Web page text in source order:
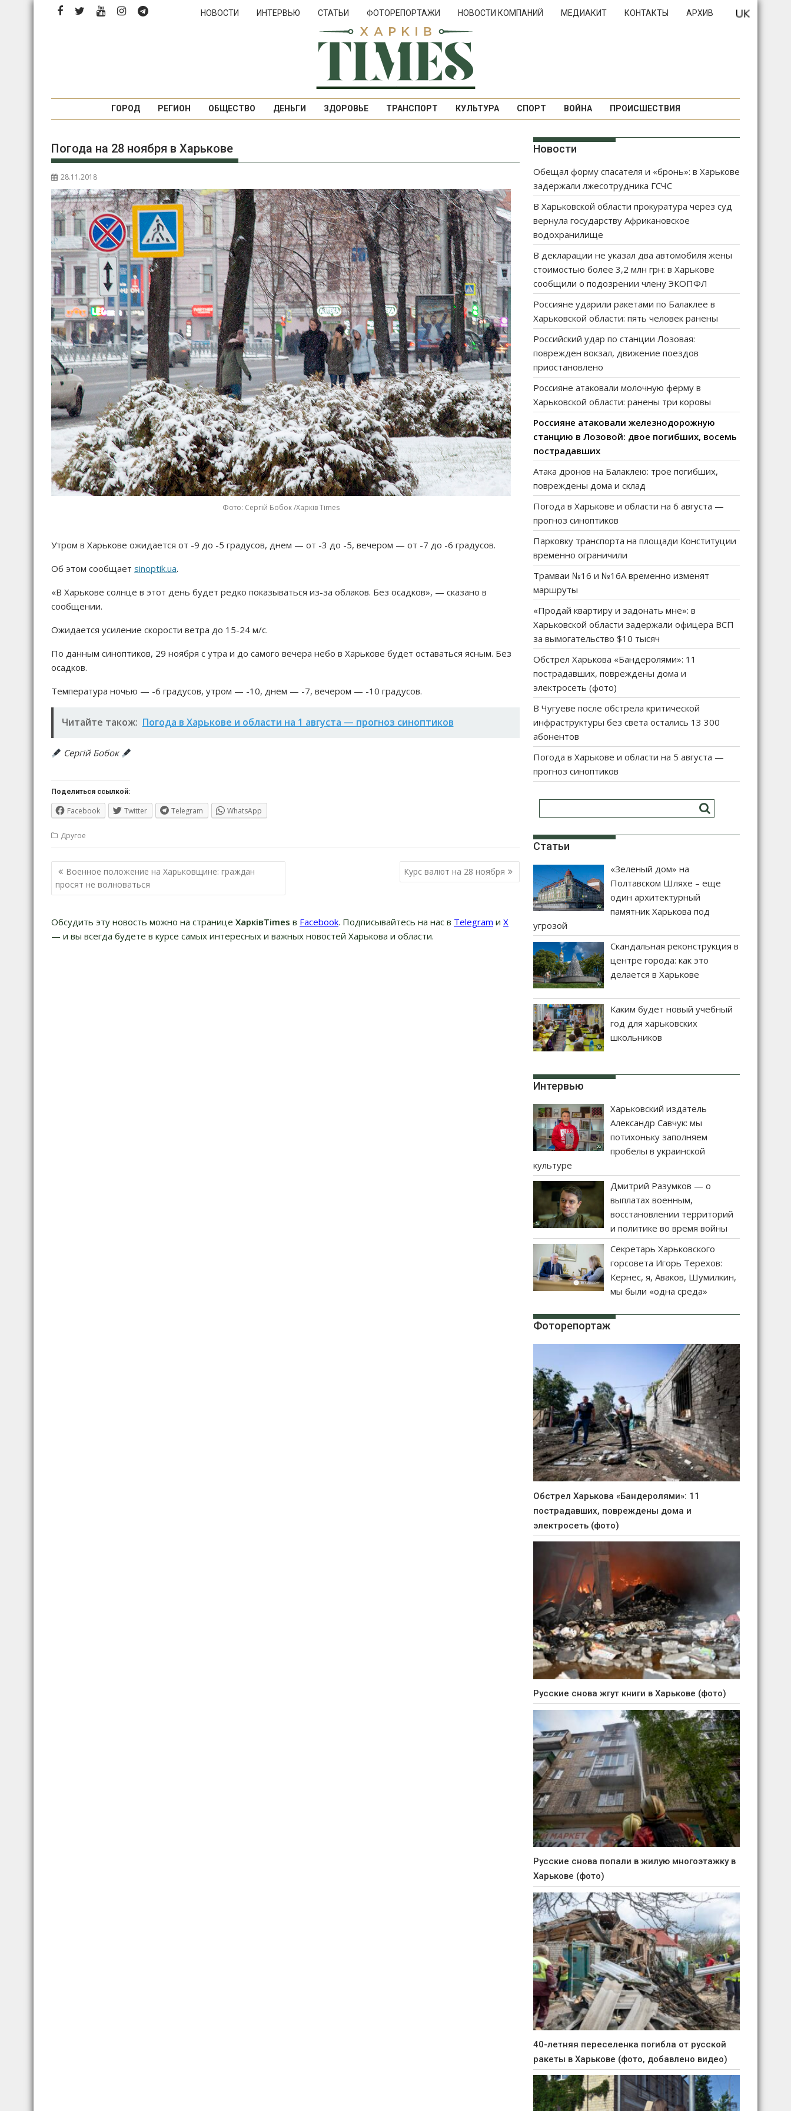
Перейти
НОВОСТИ ИНТЕРВЬЮ СТАТЬИ ФОТОРЕПОРТАЖИ НОВОСТИ КОМПАНИЙ МЕДИАКИТ КОНТАКТЫ АРХИВ
ГОРОД РЕГИОН ОБЩЕСТВО ДЕНЬГИ ЗДОРОВЬЕ ТРАНСПОРТ КУЛЬТУРА СПОРТ ВОЙНА ПРОИСШЕСТВИЯ
Погода на 28 ноября в Харькове
28.11.2018
Фото: Сергій Бобок /Харків Times
Утром в Харькове ожидается от -9 до -5 градусов, днем — от -3 до -5, вечером — от -7 до -6 градусов.
Об этом сообщает sinoptik.ua.
«В Харькове солнце в этот день будет редко показываться из-за облаков. Без осадков», — сказано в
сообщении.
Ожидается усиление скорости ветра до 15-24 м/с.
По данным синоптиков, 29 ноября с утра и до самого вечера небо в Харькове будет оставаться ясным. Без
осадков.
Температура ночью — -6 градусов, утром — -10, днем — -7, вечером — -10 градусов.
Читайте також: Погода в Харькове и области на 1 августа — прогноз синоптиков
Сергій Бобок
Поделиться ссылкой:
Facebook Twitter Telegram WhatsApp
Другое
Навигация
по
записям
Военное положение на Харьковщине: граждан
просят не волноваться
Курс валют на 28 ноября
Обсудить эту новость можно на странице ХарківTimes в Facebook. Подписывайтесь на нас в Telegram и Х
— и вы всегда будете в курсе самых интересных и важных новостей Харькова и области.
Новости
Обещал форму спасателя и «бронь»: в Харькове
задержали лжесотрудника ГСЧС
В Харьковской области прокуратура через суд
вернула государству Африкановское
водохранилище
В декларации не указал два автомобиля жены
стоимостью более 3,2 млн грн: в Харькове
сообщили о подозрении члену ЭКОПФЛ
Россияне ударили ракетами по Балаклее в
Харьковской области: пять человек ранены
Российский удар по станции Лозовая:
поврежден вокзал, движение поездов
приостановлено
Россияне атаковали молочную ферму в
Харьковской области: ранены три коровы
Россияне атаковали железнодорожную
станцию в Лозовой: двое погибших, восемь
пострадавших
Атака дронов на Балаклею: трое погибших,
повреждены дома и склад
Погода в Харькове и области на 6 августа —
прогноз синоптиков
Парковку транспорта на площади Конституции
временно ограничили
Трамваи №16 и №16А временно изменят
маршруты
«Продай квартиру и задонать мне»: в
Харьковской области задержали офицера ВСП
за вымогательство $10 тысяч
Обстрел Харькова «Бандеролями»: 11
пострадавших, повреждены дома и
электросеть (фото)
В Чугуеве после обстрела критической
инфраструктуры без света остались 13 300
абонентов
Погода в Харькове и области на 5 августа —
прогноз синоптиков
Статьи
«Зеленый дом» на
Полтавском Шляхе – еще
один архитектурный
памятник Харькова под
угрозой
Скандальная реконструкция в
центре города: как это
делается в Харькове
Каким будет новый учебный
год для харьковских
школьников
Интервью
Харьковский издатель
Александр Савчук: мы
потихоньку заполняем
пробелы в украинской
культуре
Дмитрий Разумков — о
выплатах военным,
восстановлении территорий
и политике во время войны
Секретарь Харьковского
горсовета Игорь Терехов:
Кернес, я, Аваков, Шумилкин,
мы были «одна среда»
Фоторепортаж
Обстрел Харькова «Бандеролями»: 11
пострадавших, повреждены дома и
электросеть (фото)
Русские снова жгут книги в Харькове (фото)
Русские снова попали в жилую многоэтажку в
Харькове (фото)
40-летняя переселенка погибла от русской
ракеты в Харькове (фото, добавлено видео)